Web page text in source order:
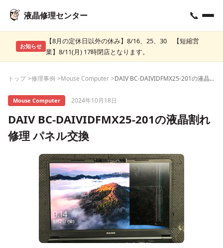
液晶修理センター 📞
お知らせ
【8月の定休日以外の休み】8/16、25、30 【短縮営
業】8/11(月) 17時閉店となります。
トップ 修理事例 Mouse Computer DAIV BC-DAIVIDFMX25-201の液晶割れ修理 パネル交換
Mouse Computer 2024年10月18日
DAIV BC-DAIVIDFMX25-201の液晶割れ
修理 パネル交換